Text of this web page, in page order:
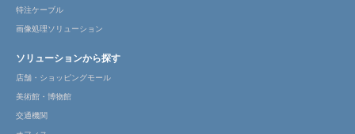
特注ケーブル
画像処理ソリューション
ソリューションから探す
店舗・ショッピングモール
美術館・博物館
交通機関